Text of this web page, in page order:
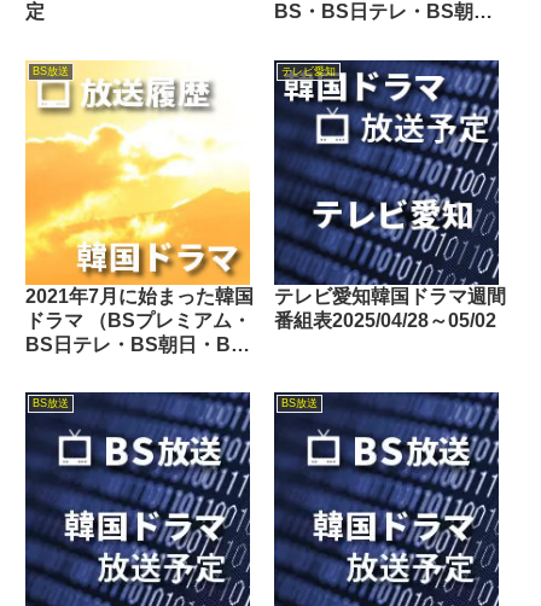
定
BS・BS日テレ・BS朝
東・BSフジ）
BS放送
2021年7月に始まった韓国
ドラマ （BSプレミアム・
BS日テレ・BS朝日・BS-
ジ・BS11・BS12・テレビ
東京・TOKYO MX・テレ
玉・チバテレ・テレビ神奈
川・テレビ大阪・サンテレ
ビ・KBS京都・テレビ愛
知・テレビ北海道）
テレビ愛知
テレビ愛知韓国ドラマ週間
番組表2025/04/28～05/02
BS放送 BS放送